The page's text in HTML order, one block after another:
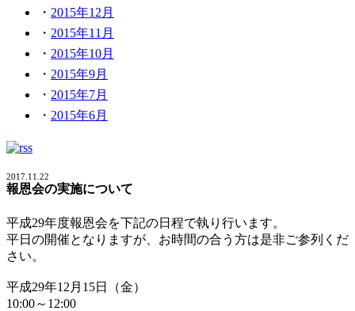
2015年12月
2015年11月
2015年10月
2015年9月
2015年7月
2015年6月
2017.11.22
報恩会の実施について
平成29年度報恩会を下記の日程で執り行います。
平日の開催となりますが、お時間の合う方は是非ご参列くだ
さい。
平成29年12月15日（金）
10:00～12:00